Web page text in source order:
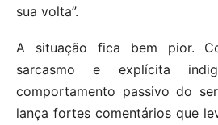
sua volta”.
A situação fica bem pior.
sarcasmo e explícita
comportamento passivo do
lança fortes comentários que